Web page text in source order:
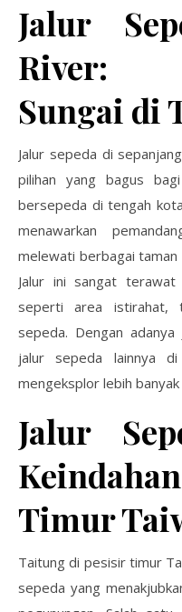
Jalur
River:
Sungai di
Jalur sepeda di
pilihan yang bagus
bersepeda di tengah
menawarkan
melewati berbagai taman
Jalur ini sangat terawat
seperti area istirahat,
sepeda. Dengan
jalur sepeda lainnya
mengeksplor lebih
Jalur
Timur
Taitung di pesisir timur
sepeda yang